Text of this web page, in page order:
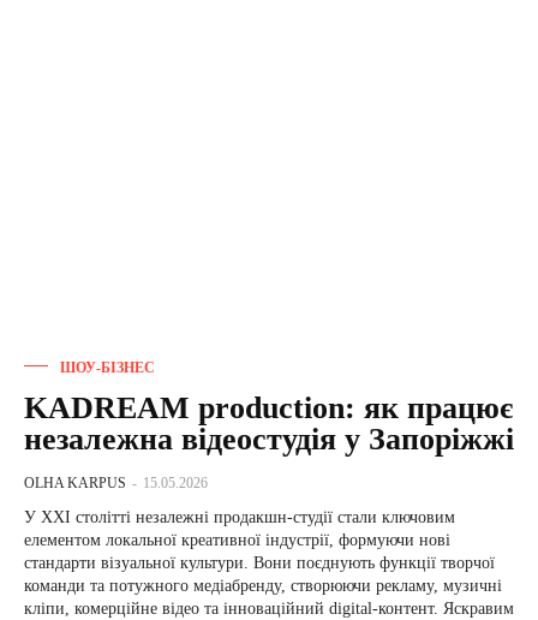
ШОУ-БІЗНЕС
KADREAM production: як працює
незалежна відеостудія у Запоріжжі
OLHA KARPUS - 15.05.2026
У XXI столітті незалежні продакшн-студії стали ключовим
елементом локальної креативної індустрії, формуючи нові
стандарти візуальної культури. Вони поєднують функції творчої
команди та потужного медіабренду, створюючи рекламу, музичні
кліпи, комерційне відео та інноваційний digital-контент. Яскравим